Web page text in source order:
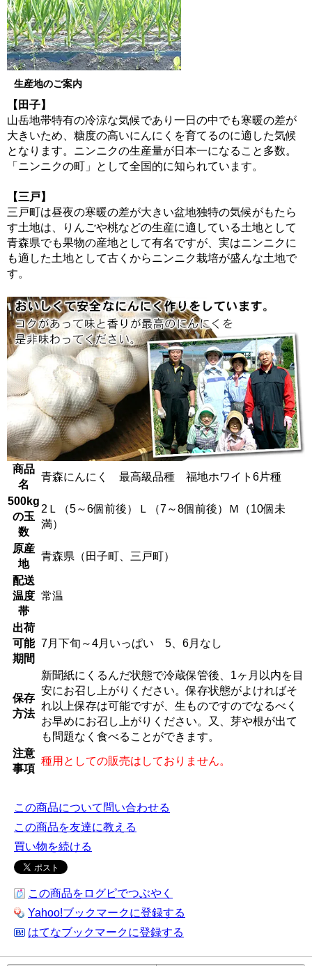
生産地のご案内
【田子】
山岳地帯特有の冷涼な気候であり一日の中でも寒暖の差が
大きいため、糖度の高いにんにくを育てるのに適した気候
となります。ニンニクの生産量が日本一になること多数。
「ニンニクの町」として全国的に知られています。
【三戸】
三戸町は昼夜の寒暖の差が大きい盆地独特の気候がもたら
す土地は、りんごや桃などの生産に適している土地として
青森県でも果物の産地として有名ですが、実はニンニクに
も適した土地として古くからニンニク栽培が盛んな土地で
す。
商品
名
青森にんにく 最高級品種 福地ホワイト6片種
500kg
の玉
数
2Ｌ（5～6個前後）Ｌ（7～8個前後）Ｍ（10個未
満）
原産
地
青森県（田子町、三戸町）
配送
温度
帯
常温
出荷
可能
期間
7月下旬～4月いっぱい 5、6月なし
保存
方法
新聞紙にくるんだ状態で冷蔵保管後、1ヶ月以内を目
安にお召し上がりください。保存状態がよければそ
れ以上保存は可能ですが、生ものですのでなるべく
お早めにお召し上がりください。又、芽や根が出て
も問題なく食べることができます。
注意
事項
種用としての販売はしておりません。
この商品について問い合わせる
この商品を友達に教える
買い物を続ける
この商品をログピでつぶやく
Yahoo!ブックマークに登録する
はてなブックマークに登録する